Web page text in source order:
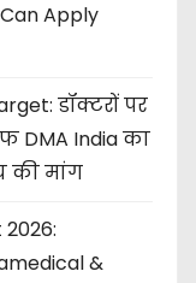
Apply
डॉक्टरों पर
DMA India का
की मांग
&